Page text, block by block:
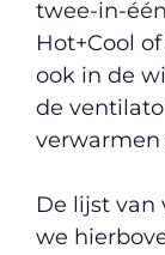
twee-in-
Hot+Cool
ook in de
de
verwarmen
De lijst van
we